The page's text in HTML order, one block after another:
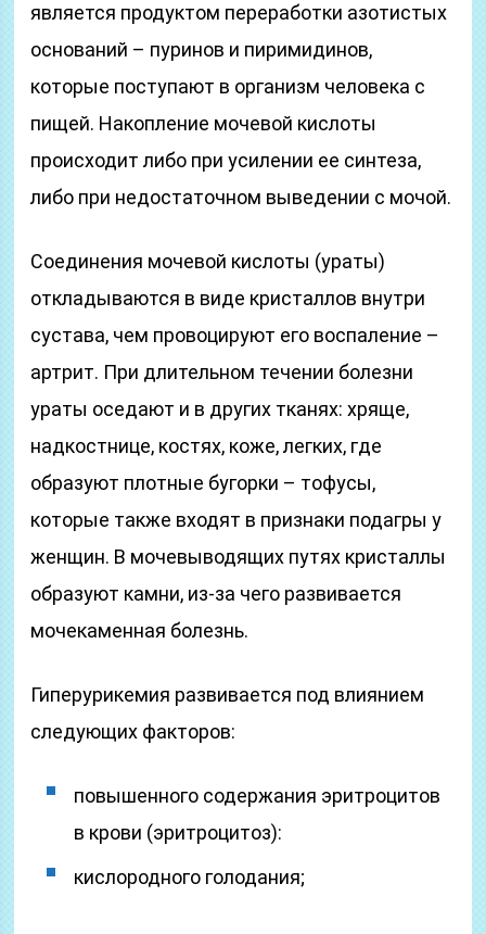
является продуктом переработки азотистых
оснований – пуринов и пиримидинов,
которые поступают в организм человека с
пищей. Накопление мочевой кислоты
происходит либо при усилении ее синтеза,
либо при недостаточном выведении с мочой.
Соединения мочевой кислоты (ураты)
откладываются в виде кристаллов внутри
сустава, чем провоцируют его воспаление –
артрит. При длительном течении болезни
ураты оседают и в других тканях: хряще,
надкостнице, костях, коже, легких, где
образуют плотные бугорки – тофусы,
которые также входят в признаки подагры у
женщин. В мочевыводящих путях кристаллы
образуют камни, из-за чего развивается
мочекаменная болезнь.
Гиперурикемия развивается под влиянием
следующих факторов:
повышенного содержания эритроцитов
в крови (эритроцитоз):
кислородного голодания;